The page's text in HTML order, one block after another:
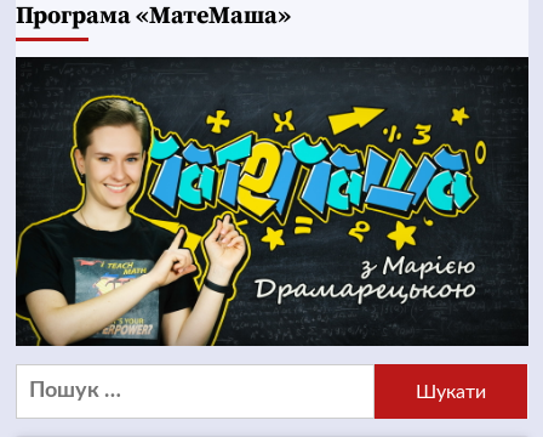
Програма «МатеМаша»
Пошук: